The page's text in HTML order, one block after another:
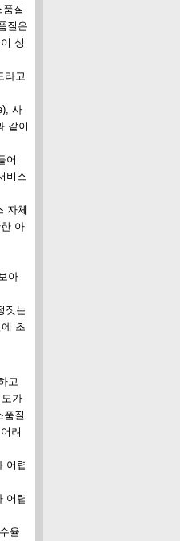
질
질은
성
라고
사
같이
어
비스
자체
아
아
짓는
초
고
가
품질
려
어렵
어렵
율